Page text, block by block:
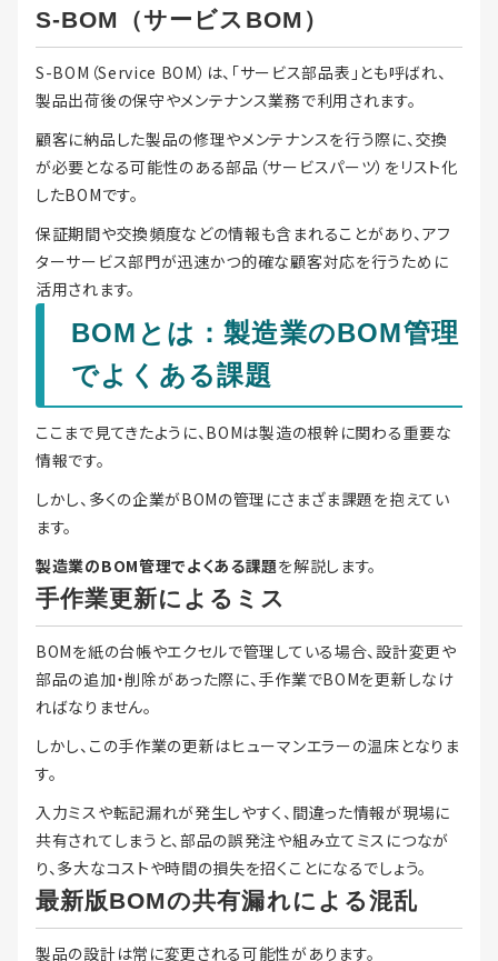
S-BOM（サービスBOM）
S-BOM（Service BOM）は、「サービス部品表」とも呼ばれ、
製品出荷後の保守やメンテナンス業務で利用されます。
顧客に納品した製品の修理やメンテナンスを行う際に、交換
が必要となる可能性のある部品（サービスパーツ）をリスト化
したBOMです。
保証期間や交換頻度などの情報も含まれることがあり、アフ
ターサービス部門が迅速かつ的確な顧客対応を行うために
活用されます。
BOMとは：製造業のBOM管理
でよくある課題
ここまで見てきたように、BOMは製造の根幹に関わる重要な
情報です。
しかし、多くの企業がBOMの管理にさまざま課題を抱えてい
ます。
製造業のBOM管理でよくある課題を解説します。
手作業更新によるミス
BOMを紙の台帳やエクセルで管理している場合、設計変更や
部品の追加・削除があった際に、手作業でBOMを更新しなけ
ればなりません。
しかし、この手作業の更新はヒューマンエラーの温床となりま
す。
入力ミスや転記漏れが発生しやすく、間違った情報が現場に
共有されてしまうと、部品の誤発注や組み立てミスにつなが
り、多大なコストや時間の損失を招くことになるでしょう。
最新版BOMの共有漏れによる混乱
製品の設計は常に変更される可能性があります。